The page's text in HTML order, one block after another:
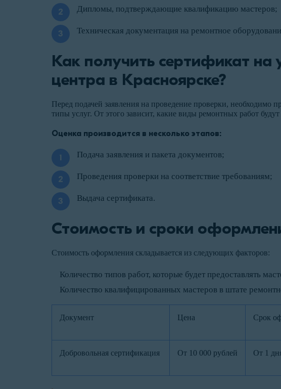
Дипломы, подтверждающие квалификацию мастеров;
Техническая документация на ремонтное
Как получить сертификат на
центра в Красноярске?
Перед подачей заявления на проведение проверки,
типы услуг. От этого зависит, какие виды ремонтных работ
Оценка производится в несколько этапов:
Подача заявления и пакета документов;
Проведения проверки на соответствие требованиям;
Выдача сертификата.
Стоимость и сроки
Стоимость оформления складывается из следующих факторов:
Количество типов работ, которые будет предоставлять
Количество квалифицированных мастеров в штате
Документ Цена Срок
Добровольная сертификация От 10 000 рублей От 1